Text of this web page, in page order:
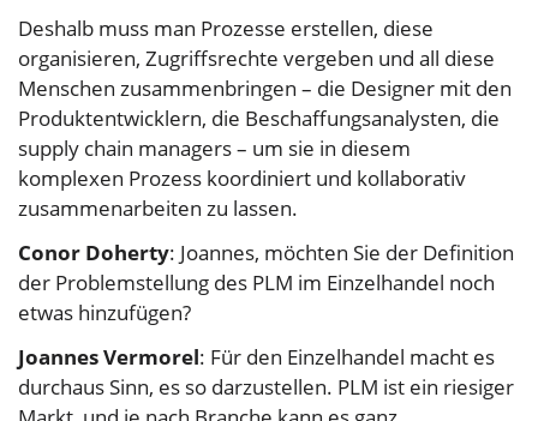
Deshalb muss man Prozesse erstellen, diese
organisieren, Zugriffsrechte vergeben und all diese
Menschen zusammenbringen – die Designer mit den
Produktentwicklern, die Beschaffungsanalysten, die
supply chain managers – um sie in diesem
komplexen Prozess koordiniert und kollaborativ
zusammenarbeiten zu lassen.
Conor Doherty: Joannes, möchten Sie der Definition
der Problemstellung des PLM im Einzelhandel noch
etwas hinzufügen?
Joannes Vermorel: Für den Einzelhandel macht es
durchaus Sinn, es so darzustellen. PLM ist ein riesiger